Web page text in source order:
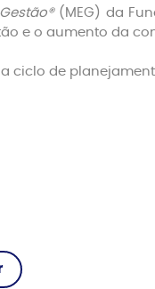
(MEG) da
e o aumento da
de